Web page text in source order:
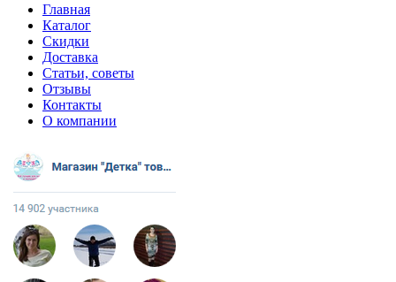
Главная
Каталог
Скидки
Доставка
Статьи, советы
Отзывы
Контакты
О компании